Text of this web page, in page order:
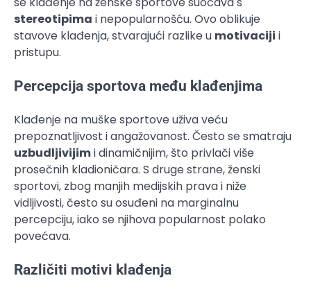
stereotipima i nepopularnošću. Ovo oblikuje
stavove klađenja, stvarajući razlike u motivaciji i
pristupu.
Percepcija sportova među klađenjima
Klađenje na muške sportove uživa veću
prepoznatljivost i angažovanost. Često se smatraju
uzbudljivijimi dinamičnijim, što privlači više
prosečnih kladioničara. S druge strane, ženski
sportovi, zbog manjih medijskih prava i niže
vidljivosti, često su osuđeni na marginalnu
percepciju, iako se njihova popularnost polako
povećava.
Različiti motivi klađenja